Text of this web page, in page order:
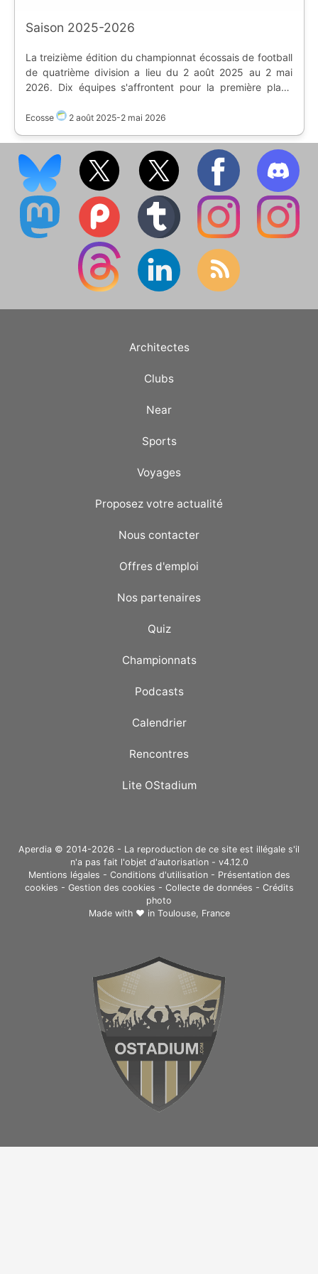
Saison 2025-2026
La treizième édition du championnat écossais de football
de quatrième division a lieu du 2 août 2025 au 2 mai
2026. Dix équipes s'affrontent pour la première place
en play-off. La dernière équipe joue en play-down.
Ecosse 2 août 2025-2 mai 2026
Architectes
Clubs
Near
Sports
Voyages
Proposez votre actualité
Nous contacter
Offres d'emploi
Nos partenaires
Quiz
Championnats
Podcasts
Calendrier
Rencontres
Lite OStadium
Aperdia © 2014-2026 - La reproduction de ce site est illégale s'il
n'a pas fait l'objet d'autorisation - v4.12.0
Mentions légales - Conditions d'utilisation- Présentation des
cookies - Gestion des cookies - Collecte de données - Crédits
photo
Made with ❤ in Toulouse, France